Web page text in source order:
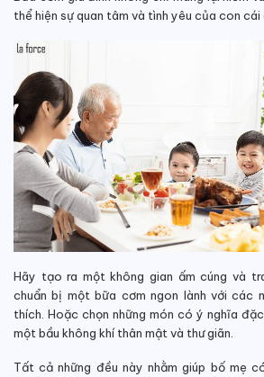
thể hiện sự quan tâm và tình yêu của con cái
Hãy tạo ra một không gian ấm cúng và
chuẩn bị một bữa cơm ngon lành với các
thích. Hoặc chọn những món có ý nghĩa
một bầu không khí thân mật và thư giãn.
Tất cả những đều này nhằm giúp bố mẹ